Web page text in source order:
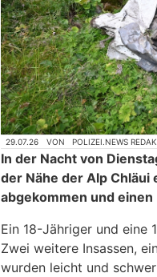
29.07.26 VON POLIZEI.NEWS
In der Nacht von
der Nähe der Alp Chläui
abgekommen und
Ein 18-Jähriger und eine
Zwei weitere Insassen,
wurden leicht und